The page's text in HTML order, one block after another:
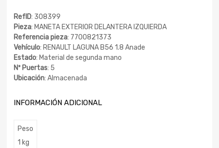
RefID: 308399
Pieza: MANETA EXTERIOR DELANTERA IZQUIERDA
Referencia pieza: 7700821373
Vehículo: RENAULT LAGUNA B56 1.8 Anade
Estado: Material de segunda mano
Nº Puertas: 5
Ubicación: Almacenada
INFORMACIÓN ADICIONAL
Peso
1 kg